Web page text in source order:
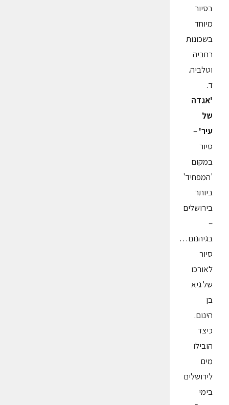
בסיור
מיוחד
בשכונות
רחביה
וטלביה.
ד.
'אגדה
של
עיר'–
סיור
במקום
'המפחיד'
ביותר
בירושלים
–
בגיהנום…
סיור
לאורכו
של גיא
בן
הינום.
כיצד
הובילו
מים
לירושלים
בימי